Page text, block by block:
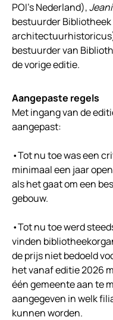
POI’s Nederland),
bestuurder
bestuurder van
de vorige editie.
Aangepaste regels
Met ingang van de
aangepast:
•Tot nu toe was een
minimaal een jaar
als het gaat om een
gebouw.
•Tot nu toe werd
vinden
de prijs niet bedoeld
het vanaf editie 2026
één gemeente aan te
aangegeven in welk
kunnen worden.